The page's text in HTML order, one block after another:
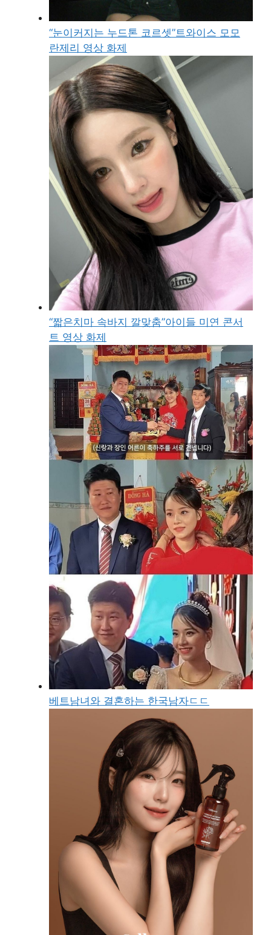
“눈이커지는 누드톤 코르셋”트와이스 모모
란제리 영상 화제
“짧은치마 속바지 깔맞춤”아이들 미연 콘서
트 영상 화제
베트남녀와 결혼하는 한국남자ㄷㄷ